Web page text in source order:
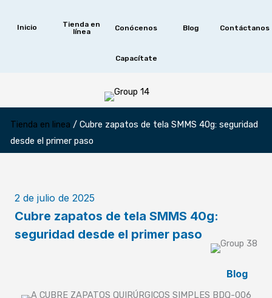
Inicio
Tienda en
línea
Conócenos Blog Contáctanos
Capacítate
Tienda en linea / Cubre zapatos de tela SMMS 40g: seguridad
desde el primer paso
2 de julio de 2025
Cubre zapatos de tela SMMS 40g:
seguridad desde el primer paso
Blog